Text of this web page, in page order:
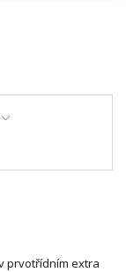
prvotřídním extra